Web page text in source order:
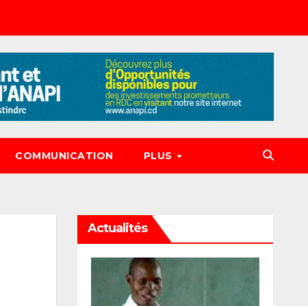
COMMUNICATION PLUS
Actualités